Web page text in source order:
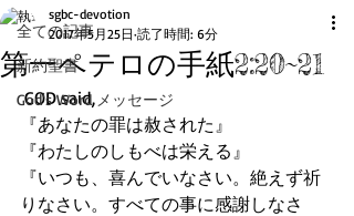
全ての記事
新約聖書
God's Word メッセージ
第一ペテロの手紙2:20~21
sgbc-devotion
2017年5月25日 読了時間: 6分
GOD said,
『あなたの罪は赦された』
『わたしのしもべは栄える』
『いつも、喜んでいなさい。絶えず祈
りなさい。すべての事に感謝しなさ